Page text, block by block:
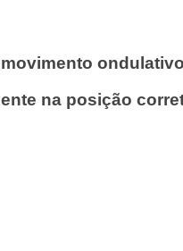
na posição